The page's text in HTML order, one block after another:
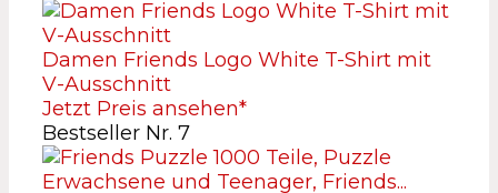
Damen Friends Logo White T-Shirt mit
V-Ausschnitt
Jetzt Preis ansehen*
Bestseller Nr. 7